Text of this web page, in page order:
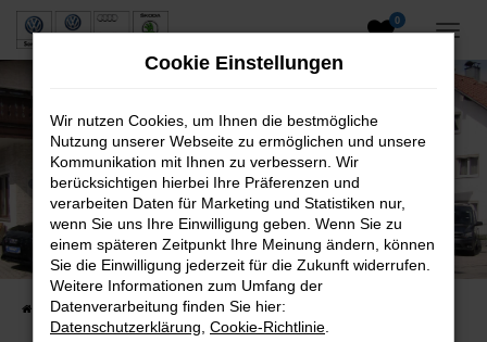
Zum
0
Neuwagen und Gebrauchtwagen
VW, VW Nutzfahrzeuge, Audi & Skoda
Startseite Fahrzeuge Fahrzeugsuche
Cookie Einstellungen
Wir nutzen Cookies, um Ihnen die bestmögliche
Nutzung unserer Webseite zu ermöglichen und unsere
Kommunikation mit Ihnen zu verbessern. Wir
berücksichtigen hierbei Ihre Präferenzen und
verarbeiten Daten für Marketing und Statistiken nur,
wenn Sie uns Ihre Einwilligung geben. Wenn Sie zu
einem späteren Zeitpunkt Ihre Meinung ändern, können
Sie die Einwilligung jederzeit für die Zukunft widerrufen.
Weitere Informationen zum Umfang der
Datenverarbeitung finden Sie hier:
Datenschutzerklärung Cookie-Richtlinie